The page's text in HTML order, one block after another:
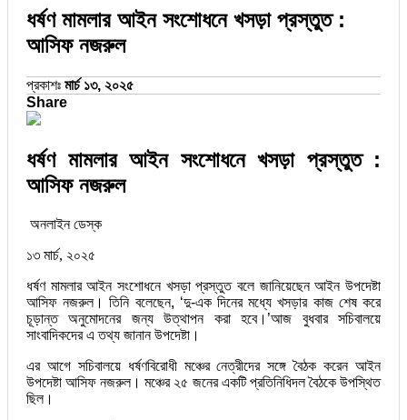
ধর্ষণ মামলার আইন সংশোধনে খসড়া প্রস্তুত :
আসিফ নজরুল
প্রকাশঃ মার্চ ১৩, ২০২৫
Share
ধর্ষণ মামলার আইন সংশোধনে খসড়া প্রস্তুত :
আসিফ নজরুল
অনলাইন ডেস্ক
১৩ মার্চ, ২০২৫
ধর্ষণ মামলার আইন সংশোধনে খসড়া প্রস্তুত বলে জানিয়েছেন আইন উপদেষ্টা
আসিফ নজরুল। তিনি বলেছেন, ‘দু-এক দিনের মধ্যে খসড়ার কাজ শেষ করে
চূড়ান্ত অনুমোদনের জন্য উত্থাপন করা হবে।’আজ বুধবার সচিবালয়ে
সাংবাদিকদের এ তথ্য জানান উপদেষ্টা।
এর আগে সচিবালয়ে ধর্ষণবিরোধী মঞ্চের নেত্রীদের সঙ্গে বৈঠক করেন আইন
উপদেষ্টা আসিফ নজরুল। মঞ্চের ২৫ জনের একটি প্রতিনিধিদল বৈঠকে উপস্থিত
ছিল।